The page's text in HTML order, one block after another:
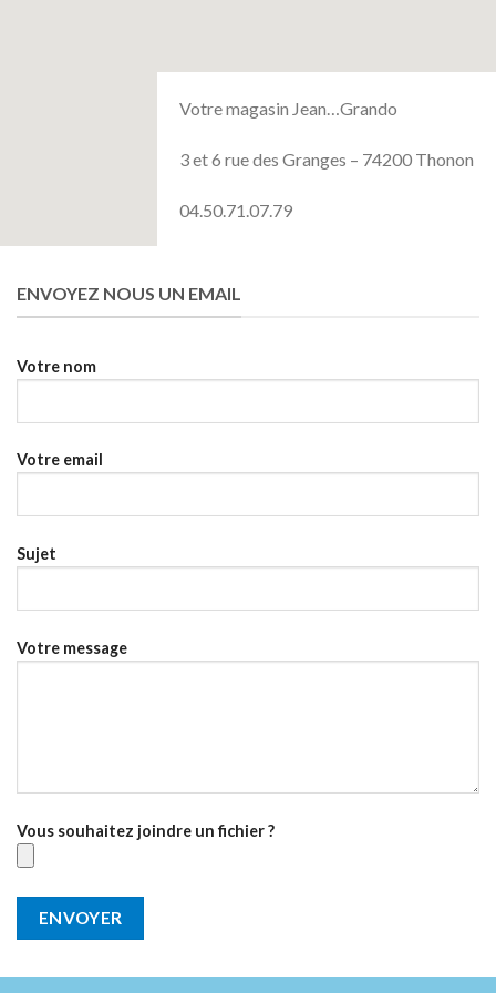
Votre magasin Jean…Grando
3 et 6 rue des Granges – 74200 Thonon
04.50.71.07.79
ENVOYEZ NOUS UN EMAIL
Votre nom
Votre email
Sujet
Votre message
Vous souhaitez joindre un fichier ?